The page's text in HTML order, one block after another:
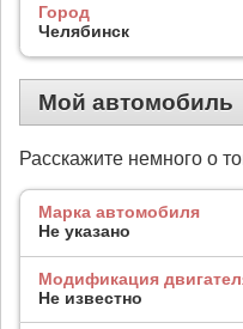
Город
Челябинск
Мой автомобиль
Расскажите немного о
Марка автомобиля
Не указано
Модификация
Не известно